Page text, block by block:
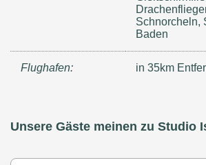
Schnorcheln,
Baden
Flughafen: in 35km
Unsere Gäste meinen zu Studio